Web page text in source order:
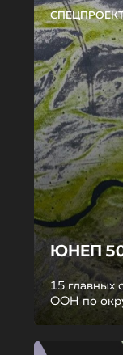
ЮНЕП
15 главных
ООН по